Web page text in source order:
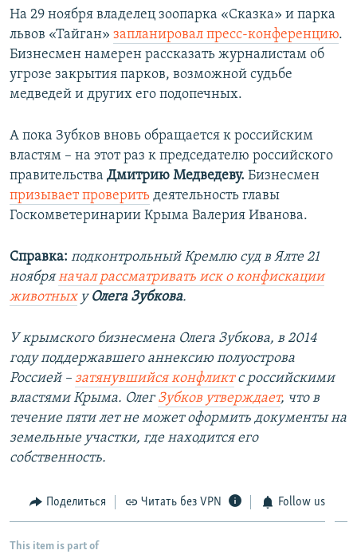
На 29 ноября владелец зоопарка «Сказка» и парка
львов «Тайган» запланировал пресс-конференцию.
Бизнесмен намерен рассказать журналистам об
угрозе закрытия парков, возможной судьбе
медведей и других его подопечных.
А пока Зубков вновь обращается к российским
властям – на этот раз к председателю российского
правительства Дмитрию Медведеву. Бизнесмен
призывает проверить деятельность главы
Госкомветеринарии Крыма Валерия Иванова.
Справка: подконтрольный Кремлю суд в Ялте 21
ноябряначал рассматривать иск о конфискации
животныху Олега Зубкова.
У крымского бизнесмена Олега Зубкова, в 2014
году поддержавшего аннексию полуострова
Россией – затянувшийся конфликтс российскими
властями Крыма. ОлегЗубков утверждает, что в
течение пяти лет не может оформить документы на
земельные участки, где находится его
собственность.
Поделиться Читать без VPN Follow us
This item is part of